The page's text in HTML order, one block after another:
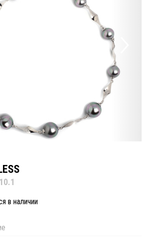
в наличии